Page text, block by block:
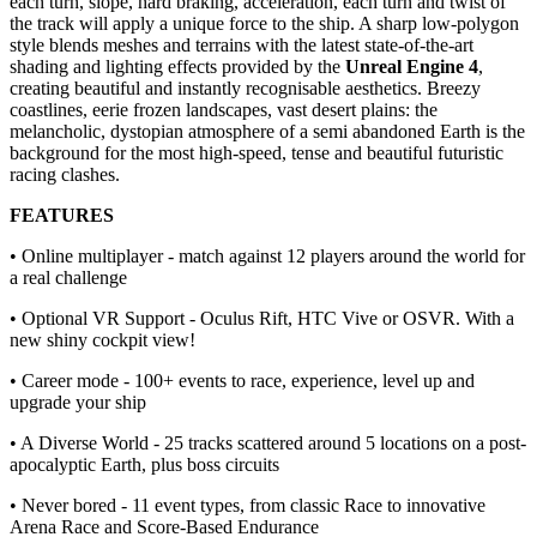
the track will apply a unique force to the ship. A sharp low-polygon
style blends meshes and terrains with the latest state-of-the-art
shading and lighting effects provided by the Unreal Engine 4,
creating beautiful and instantly recognisable aesthetics. Breezy
coastlines, eerie frozen landscapes, vast desert plains: the
melancholic, dystopian atmosphere of a semi abandoned Earth is the
background for the most high-speed, tense and beautiful futuristic
racing clashes.
FEATURES
• Online multiplayer - match against 12 players around the world for
a real challenge
• Optional VR Support - Oculus Rift, HTC Vive or OSVR. With a
new shiny cockpit view!
• Career mode - 100+ events to race, experience, level up and
upgrade your ship
• A Diverse World - 25 tracks scattered around 5 locations on a post-
apocalyptic Earth, plus boss circuits
• Never bored - 11 event types, from classic Race to innovative
Arena Race and Score-Based Endurance